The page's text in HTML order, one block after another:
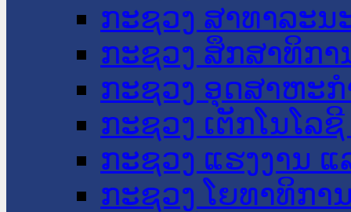
ກະຊວງ ສາທາລະນ
ກະຊວງ ສຶກສາທິກາ
ກະຊວງ ອຸດສາຫະ
ກະຊວງ ເຕັກໂນໂລ
ກະຊວງ ແຮງງານ
ກະຊວງ ໂຍທາທິກາ